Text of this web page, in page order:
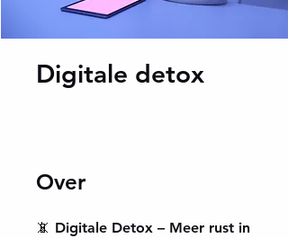
Digitale detox
Over
📵 Digitale Detox – Meer rust in